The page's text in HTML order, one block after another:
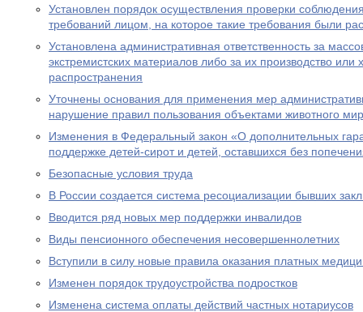
Установлен порядок осуществления проверки
требований лицом, на которое такие требования были
Установлена административная ответственность за
экстремистских материалов либо за их производство или
распространения
Уточнены основания для применения мер
нарушение правил пользования объектами животного
Изменения в Федеральный закон «О дополнительных
поддержке детей-сирот и детей, оставшихся без
Безопасные условия труда
В России создается система ресоциализации бывших
Вводится ряд новых мер поддержки инвалидов
Виды пенсионного обеспечения несовершеннолетних
Вступили в силу новые правила оказания платных
Изменен порядок трудоустройства подростков
Изменена система оплаты действий частных нотариусов